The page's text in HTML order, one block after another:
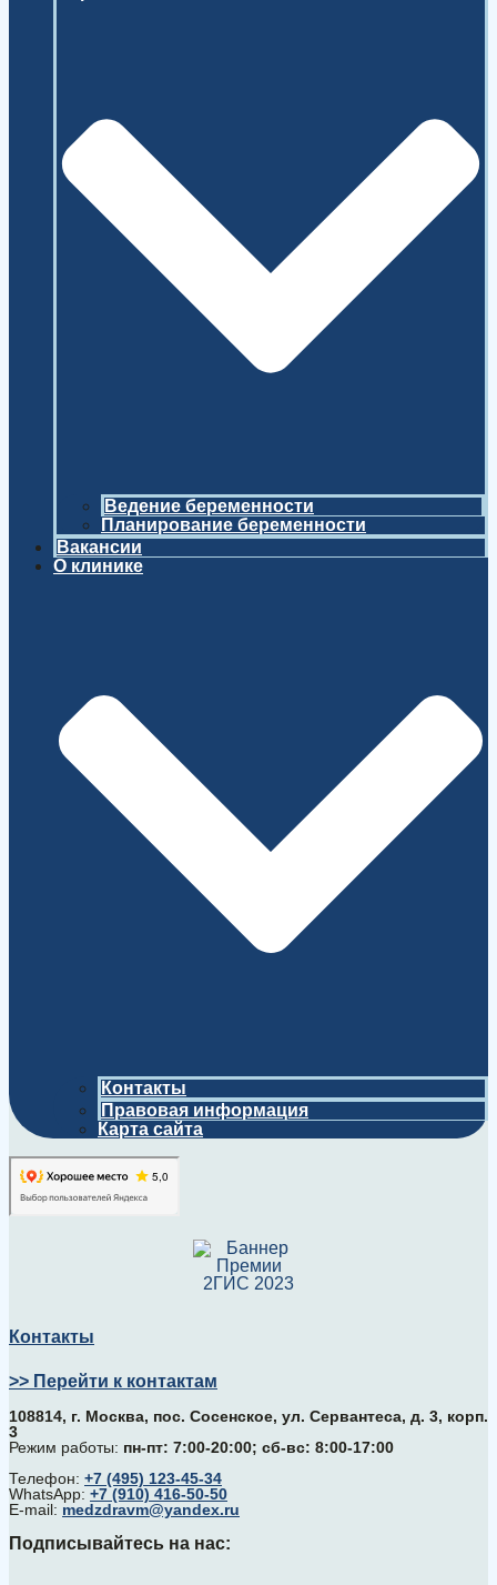
Ведение беременности
Планирование беременности
Вакансии
О клинике
Контакты
Правовая информация
Карта сайта
Контакты
>> Перейти к контактам
108814, г. Москва, поc. Сосенское, ул. Сервантеса, д. 3, корп.
3
Режим работы: пн-пт: 7:00-20:00; сб-вс: 8:00-17:00
Телефон: +7 (495) 123-45-34
WhatsApp: +7 (910) 416-50-50
E-mail: medzdravm@yandex.ru
Подписывайтесь на нас: